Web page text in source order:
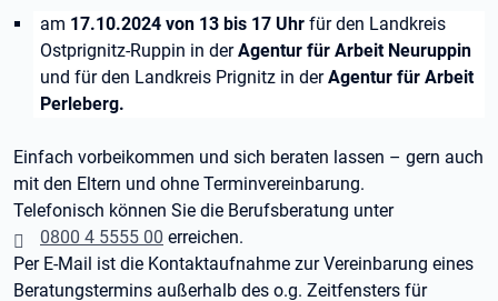
am 17.10.2024 von 13 bis 17 Uhr für den Landkreis
Ostprignitz-Ruppin in derAgentur für Arbeit Neuruppin
und für den Landkreis Prignitz in derAgentur für Arbeit
Perleberg.
Einfach vorbeikommen und sich beraten lassen – gern auch
mit den Eltern und ohne Terminvereinbarung.
Telefonisch können Sie die Berufsberatung unter
0800 4 5555 00 erreichen.
Per E-Mail ist die Kontaktaufnahme zur Vereinbarung eines
Beratungstermins außerhalb des o.g. Zeitfensters für